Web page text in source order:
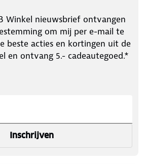
Winkel nieuwsbrief ontvangen
om mij per e-mail te
beste acties en kortingen uit de
en ontvang 5.- cadeautegoed.*
Inschrijven